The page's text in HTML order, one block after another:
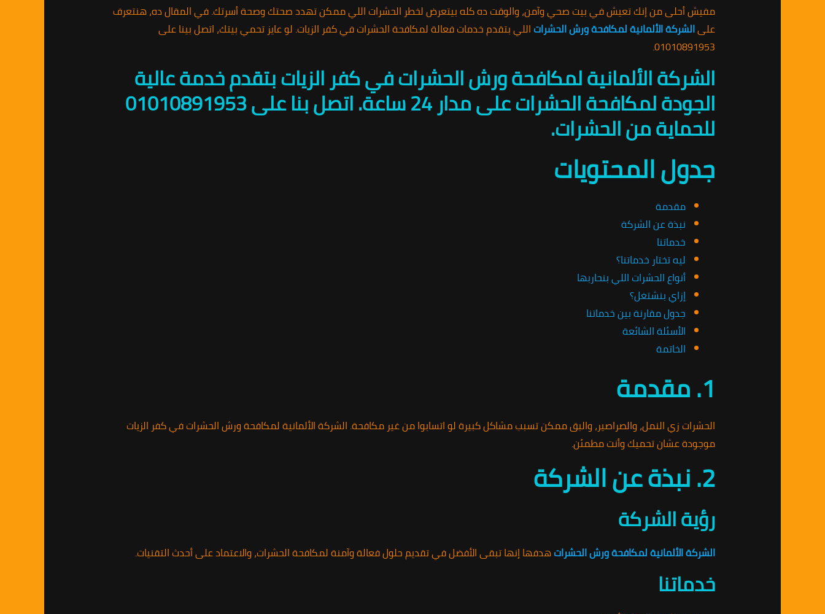
مفيش أحلى من إنك تعيش في بيت صحي وآمن، والوقت ده كله بيتعرض لخطر الحشرات اللي ممكن تهدد صحتك وصحة أسرتك. في المقال ده، هنتعرف
علىالشركة الألمانية لمكافحة ورش الحشرات اللي بتقدم خدمات فعالة لمكافحة الحشرات في كفر الزيات. لو عايز تحمي بيتك، اتصل بينا على
01010891953.
الشركة الألمانية لمكافحة ورش الحشرات في كفر الزيات بتقدم خدمة عالية
الجودة لمكافحة الحشرات على مدار 24 ساعة. اتصل بنا على 01010891953
للحماية من الحشرات.
جدول المحتويات
مقدمة
نبذة عن الشركة
خدماتنا
ليه تختار خدماتنا؟
أنواع الحشرات اللي بنحاربها
إزاي بنشتغل؟
جدول مقارنة بين خدماتنا
الأسئلة الشائعة
الخاتمة
1. مقدمة
الحشرات زي النمل، والصراصير، والبق ممكن تسبب مشاكل كبيرة لو اتسابوا من غير مكافحة. الشركة الألمانية لمكافحة ورش الحشرات في كفر الزيات
موجودة عشان تحميك وأنت مطمئن.
2. نبذة عن الشركة
رؤية الشركة
الشركة الألمانية لمكافحة ورش الحشراتهدفها إنها تبقى الأفضل في تقديم حلول فعالة وآمنة لمكافحة الحشرات، والاعتماد على أحدث التقنيات.
خدماتنا